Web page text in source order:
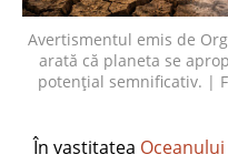
Avertismentul emis de
arată că planeta se
potențial semnificativ. |
În vastitatea